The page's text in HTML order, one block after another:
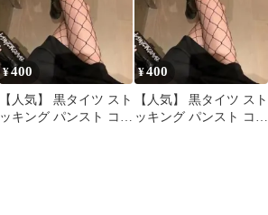
¥400
【人気】 黒タイツ スト
ッキング パンスト コス
¥400
【人気】 黒タイツ スト
ッキング パンスト コス